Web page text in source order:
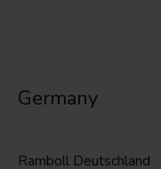
Germany
Ramboll Deutschland